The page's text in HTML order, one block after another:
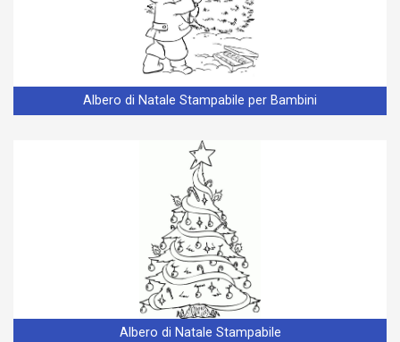
Albero di Natale Stampabile per Bambini
Albero di Natale Stampabile